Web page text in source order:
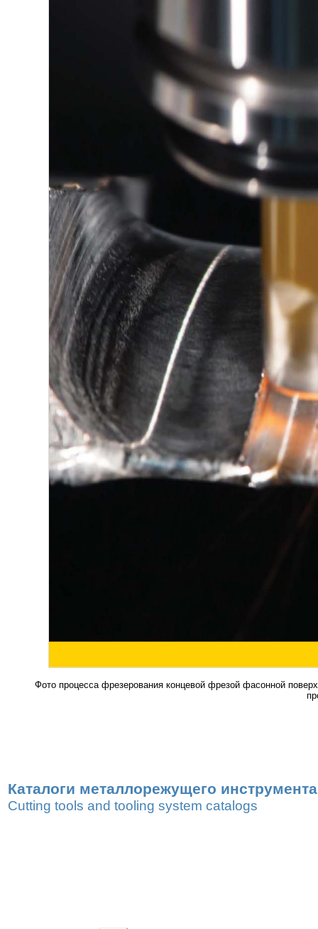
Фото процесса фрезерования концевой фрезой фасонной
Каталоги металлорежущего
Cutting tools and tooling system catalogs